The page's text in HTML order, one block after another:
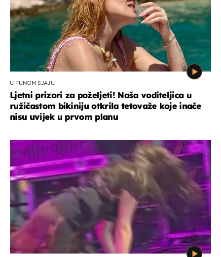
U PUNOM SJAJU
Ljetni prizori za poželjeti! Naša voditeljica u
ružičastom bikiniju otkrila tetovaže koje inače
nisu uvijek u prvom planu